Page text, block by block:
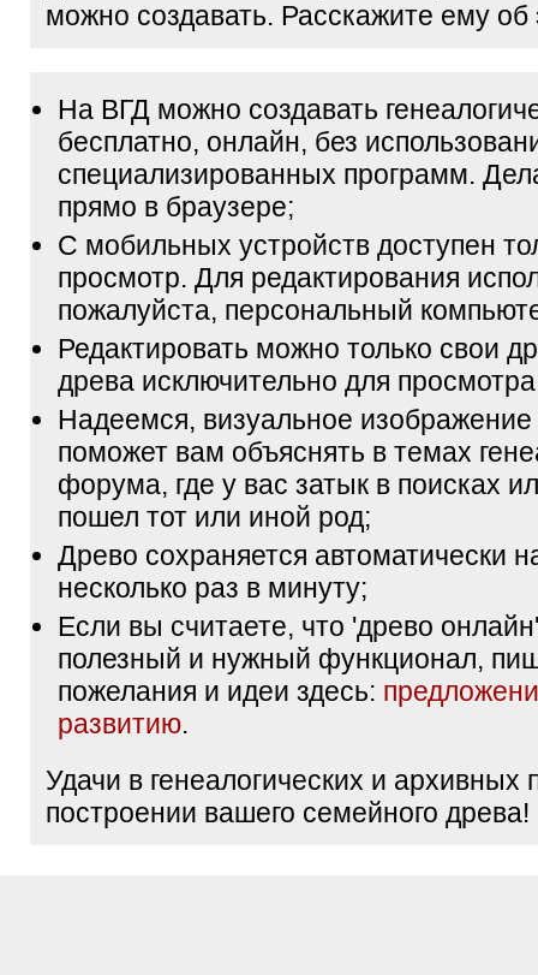
можно создавать. Расскажите ему об
На ВГД можно создавать
бесплатно, онлайн, без
специализированных программ.
прямо в браузере;
С мобильных устройств доступен
просмотр. Для редактирования
пожалуйста, персональный
Редактировать можно только свои
древа исключительно для
Надеемся, визуальное
поможет вам объяснять в темах
форума, где у вас затык в поисках
пошел тот или иной род;
Древо сохраняется автоматически
несколько раз в минуту;
Если вы считаете, что 'древо
полезный и нужный функционал,
пожелания и идеи здесь:
развитию.
Удачи в генеалогических и архивных
построении вашего семейного древа!